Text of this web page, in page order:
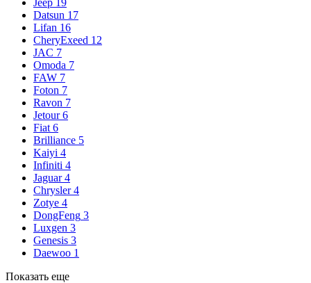
Datsun 17
Lifan 16
CheryExeed 12
JAC 7
Omoda 7
FAW 7
Foton 7
Ravon 7
Jetour 6
Fiat 6
Brilliance 5
Kaiyi 4
Infiniti 4
Jaguar 4
Chrysler 4
Zotye 4
DongFeng 3
Luxgen 3
Genesis 3
Daewoo 1
Показать еще